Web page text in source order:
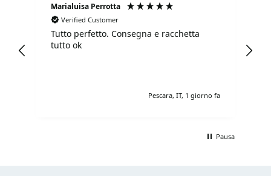
Marialuisa Perrotta
Verified Customer
Tutto perfetto. Consegna e racchetta
tutto ok
Pescara, IT, 1 giorno fa
Pausa